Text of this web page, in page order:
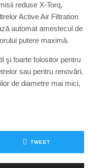
reduse X-Torq,
Active Air Filtration
automat amestecul de
putere maximă.
şi foarte folositor pentru
sau pentru renovări.
de diametre mai mici,
TWEET